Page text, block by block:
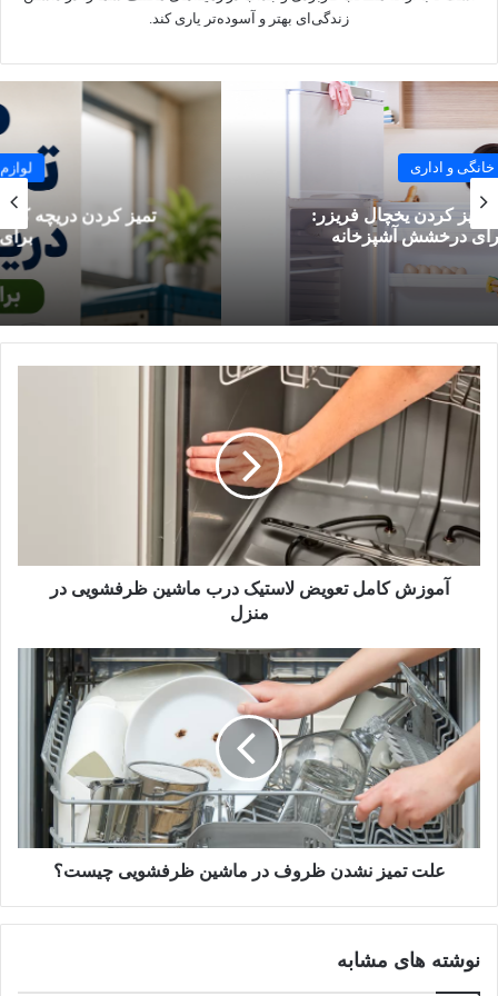
۱۰ زنگ خطری که می‌گویند فیلتر نیاز
به شست‌وشو دارد
اگر به دنبال علائم کثیف شدن فیلتر ظرفشویی هستید، موارد زیر را
بررسی کنید:
احساس زبری و چسبندگی روی ظروف: زبری یا نوچ شدن
ظروف پس از خشک‌شدن، نشان‌دهنده گرفتگی فیلتر
ظروف را تمیز نمی‌کند و ذرات غذا بعد از اتمام کار، همچنان
روی بشقاب‌ها باقی مانده‌اند.
مشاهده مستقیم جرم و آلودگی:هر زمان که با چشم خود
ذرات غذا یا تجمعات چربی را روی سطح فیلتر مشاهده کردید،
معطل نکنید و آن را بشویید.
توقف برنامه شست‌وشو:اگر فیلتر یا پمپ مسدود شده باشند،
آب کثیف تخلیه نمی‌شود و این موضوع می‌تواند باعث متوقف
شدن ناگهانی برنامه شست‌وشوی دستگاه شود.
خراشیدگی ظروف شیشه‌ای:اگر روی لیوان‌ها یا ظروف
حساس خود خط و خش‌های ریز می‌بینید، احتمالا فیلتر ذرات
سخت و معلق در آب را جذب نکرده و باعث ایجاد ساییدگی و
آسیب به سطح ظروف شده‌ است.
تخلیه نشدن آب:مسدود شدن فیلتر مانع خروج فاضلاب
می‌شود که یکی از رایج‌ترین دلایل جمع شدن آب در کف
ماشین ظرفشویی است.
وجود ترک یا شکستگی:
هرگونه ترک‌خوردگی یا شکستگی در
توری یا بدنه پلاستیکی فیلتر، نشان‌دهنده پایان عمر آن است.
تغییر شکل و تاب‌برداشتگی:حرارت بیش از حد آب در
می‌تواند باعث تغییر شکل بدنه آن شود.
زندگی‌ای بهتر و آسوده‌تر یاری کند.
تمیز کردن دریچه کولر آبی؛ راهنمای مرحله‌به‌مرحله
برای هوای پاک‌تر
آموزش کامل تعویض لاستیک درب ماشین ظرفشویی در
منزل
علت تمیز نشدن ظروف در ماشین ظرفشویی چیست؟
نوشته های مشابه